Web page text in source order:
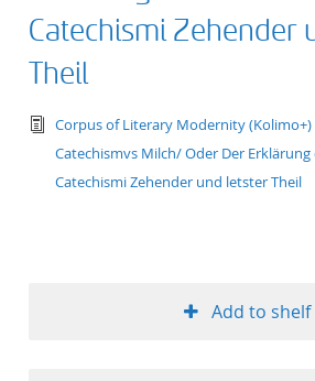
Catechismi Zehender
Theil
text/
Corpus of Literary Modernity (Kolimo+)
Catechismvs Milch/ Oder Der Erklärung
Catechismi Zehender und letster Theil
Add to shelf